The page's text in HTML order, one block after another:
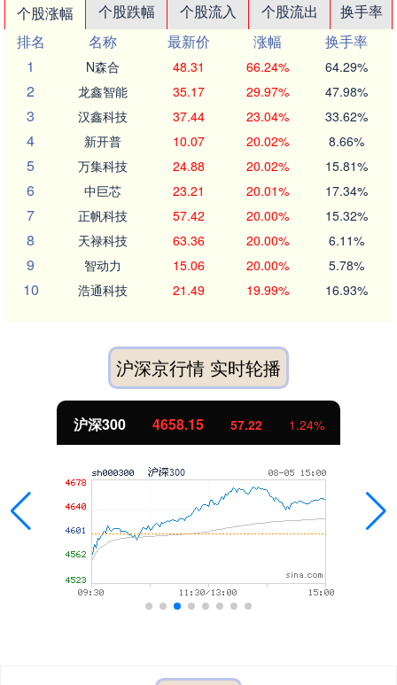
个股涨幅 个股跌幅 个股流入 个股流出
换手率
排名
名称 最新价 涨幅
换手率
1
N森合 48.31 66.24% 64.29%
2 龙鑫智能 35.17 29.97% 47.98%
3 汉鑫科技 37.44 23.04% 33.62%
4 新开普 10.07 20.02% 8.66%
5 万集科技 24.88 20.02% 15.81%
6 中巨芯 23.21 20.01% 17.34%
7 正帆科技 57.42 20.00% 15.32%
8 天禄科技 63.36 20.00% 6.11%
9 智动力 15.06 20.00% 5.78%
10 浩通科技 21.49 19.99% 16.93%
沪深京行情 实时轮播
北证50 1119.46